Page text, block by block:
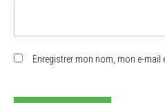
Enregistrer mon nom, mon e-